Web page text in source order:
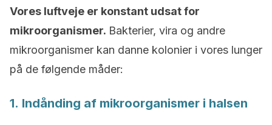
Vores luftveje er konstant udsat for
mikroorganismer. Bakterier, vira og andre
mikroorganismer kan danne kolonier i vores lunger
på de følgende måder:
1. Indånding af mikroorganismer i halsen